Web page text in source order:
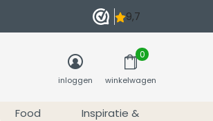
Food
Inspiratie &
inloggen winkelwagen
0